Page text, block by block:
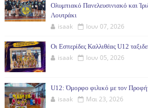
Ολυμπιακό Πανελευσινιακό και
Λουτράκι
isaak Ιουν 07, 2026
Οι Εσπερίδες Καλλιθέας U12
isaak Ιουν 05, 2026
U12: Όμορφο φιλικό με τον
isaak Μαι 23, 2026